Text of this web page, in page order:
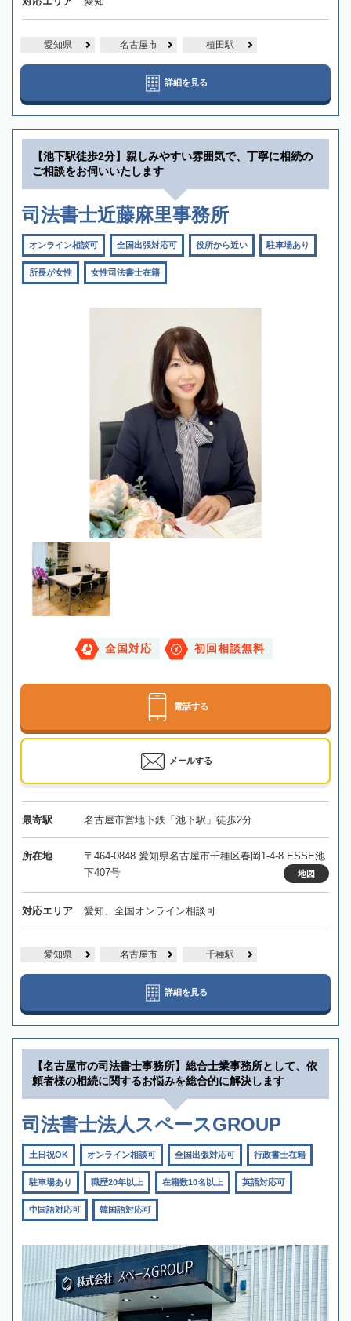
愛知県 名古屋市 植田駅
詳細を見る
【池下駅徒歩2分】親しみやすい雰囲気で、丁寧に相続の
ご相談をお伺いいたします
司法書士近藤麻里事務所
オンライン相談可 全国出張対応可 役所から近い 駐車場あり
所長が女性 女性司法書士在籍
全国対応 初回相談無料
電話する
メールする
最寄駅 名古屋市営地下鉄「池下駅」徒歩2分
所在地
〒464-0848 愛知県名古屋市千種区春岡1-4-8 ESSE池
下407号
地図
対応エリア 愛知、全国オンライン相談可
愛知県 名古屋市 千種駅
詳細を見る
【名古屋市の司法書士事務所】総合士業事務所として、依
頼者様の相続に関するお悩みを総合的に解決します
司法書士法人スペースGROUP
土日祝OK オンライン相談可 全国出張対応可 行政書士在籍
駐車場あり 職歴20年以上 在籍数10名以上 英語対応可
中国語対応可 韓国語対応可